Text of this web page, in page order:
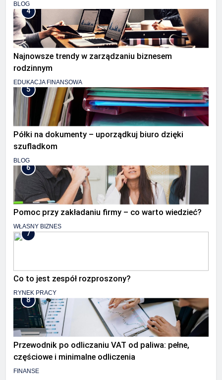
BLOG
4
Najnowsze trendy w zarządzaniu biznesem
rodzinnym
EDUKACJA FINANSOWA
5
Półki na dokumenty – uporządkuj biuro dzięki
szufladkom
BLOG
6
Pomoc przy zakładaniu firmy – co warto wiedzieć?
WŁASNY BIZNES
7
Co to jest zespół rozproszony?
RYNEK PRACY
8
Przewodnik po odliczaniu VAT od paliwa: pełne,
częściowe i minimalne odliczenia
FINANSE